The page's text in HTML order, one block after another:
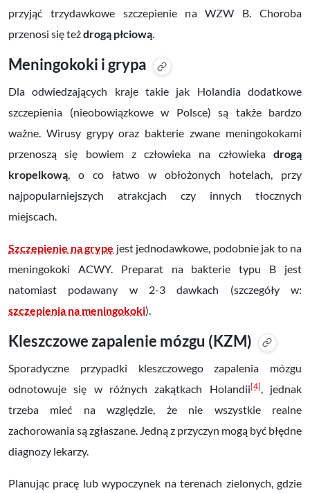
przyjąć trzydawkowe szczepienie na WZW B. Choroba
przenosi się teżdrogą płciową.
Meningokoki i grypa
Dla odwiedzających kraje takie jak Holandia dodatkowe
szczepienia (nieobowiązkowe w Polsce) są także bardzo
ważne. Wirusy grypy oraz bakterie zwane meningokokami
przenoszą się bowiem z człowieka na człowieka drogą
kropelkową, o co łatwo w obłożonych hotelach, przy
najpopularniejszych atrakcjach czy innych tłocznych
miejscach.
Szczepienie na grypę jest jednodawkowe, podobnie jak to na
meningokoki ACWY. Preparat na bakterie typu B jest
natomiast podawany w 2-3 dawkach (szczegóły w:
szczepienia na meningokoki).
Kleszczowe zapalenie mózgu (KZM)
Sporadyczne przypadki kleszczowego zapalenia mózgu
odnotowuje się w różnych zakątkach Holandii[4]
, jednak
trzeba mieć na względzie, że nie wszystkie realne
zachorowania są zgłaszane. Jedną z przyczyn mogą być błędne
diagnozy lekarzy.
Planując pracę lub wypoczynek na terenach zielonych, gdzie